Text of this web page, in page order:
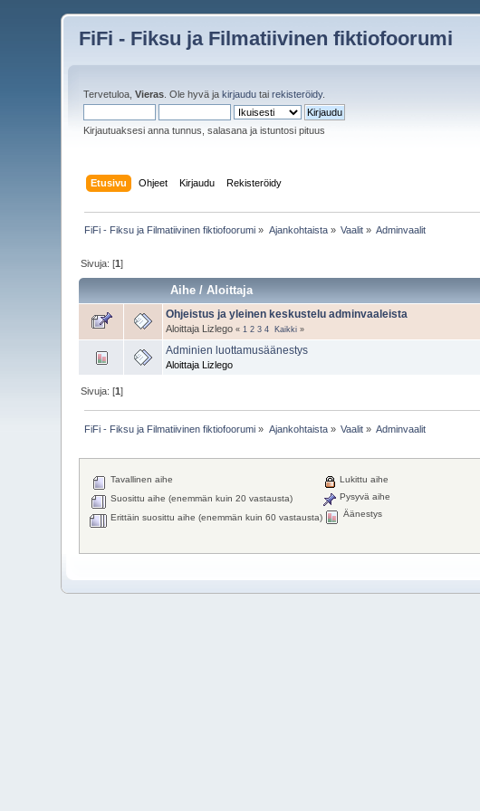
FiFi - Fiksu ja Filmatiivinen fiktiofoorumi
Tervetuloa,Vieras . Ole hyvä jakirjaudu tairekisteröidy.
Kirjautuaksesi anna tunnus, salasana ja istuntosi pituus
Etusivu Ohjeet Kirjaudu Rekisteröidy
FiFi - Fiksu ja Filmatiivinen fiktiofoorumi » Ajankohtaista» Vaalit » Adminvaalit
Sivuja: [1]
Aihe /Aloittaja
Ohjeistus ja yleinen keskustelu adminvaaleista
Aloittaja Lizlego« 1 2 3 4 Kaikki »
Adminien luottamusäänestys
Aloittaja Lizlego
Sivuja: [1]
FiFi - Fiksu ja Filmatiivinen fiktiofoorumi » Ajankohtaista» Vaalit » Adminvaalit
Tavallinen aihe
Suosittu aihe (enemmän kuin 20 vastausta)
Erittäin suosittu aihe (enemmän kuin 60 vastausta)
Lukittu aihe
Pysyvä aihe
Äänestys